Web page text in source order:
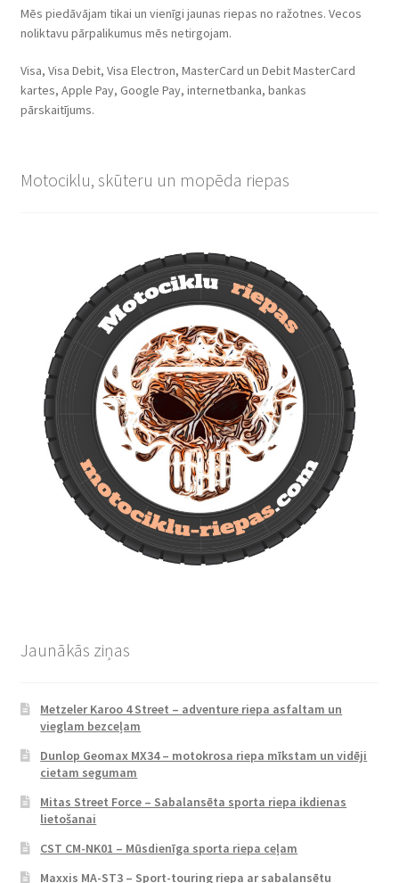
Mēs piedāvājam tikai un vienīgi jaunas riepas no ražotnes. Vecos
noliktavu pārpalikumus mēs netirgojam.
Visa, Visa Debit, Visa Electron, MasterCard un Debit MasterCard
kartes, Apple Pay, Google Pay, internetbanka, bankas
pārskaitījums.
Motociklu, skūteru un mopēda riepas
Jaunākās ziņas
Metzeler Karoo 4 Street – adventure riepa asfaltam un
vieglam bezceļam
Dunlop Geomax MX34 – motokrosa riepa mīkstam un vidēji
cietam segumam
Mitas Street Force – Sabalansēta sporta riepa ikdienas
lietošanai
CST CM-NK01 – Mūsdienīga sporta riepa ceļam
Maxxis MA-ST3 – Sport-touring riepa ar sabalansētu